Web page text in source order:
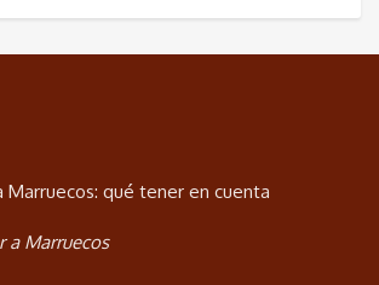
Marruecos: qué tener en cuenta
a Marruecos